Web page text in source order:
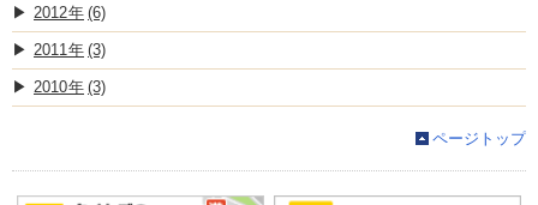
2012 (6)
2011 (3)
2010 (3)
ページトップ